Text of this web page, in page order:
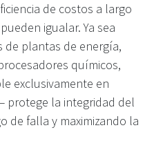
de costos a largo
igualar. Ya sea
plantas de energía,
químicos,
exclusivamente en
protege la integridad del
de falla y maximizando la